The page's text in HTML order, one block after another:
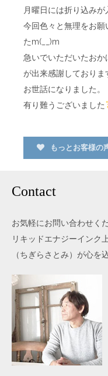
月曜日には折り込みが
今回色々と無理をお願
たm(__)m
急いでいただいたおか
が出来感謝しておりま
お世話になりました。
有り難うございました
もっとお客様の
Contact
お気軽にお問い合わせく
リキッドエナジーインク
（ちぎらさとみ）が心を